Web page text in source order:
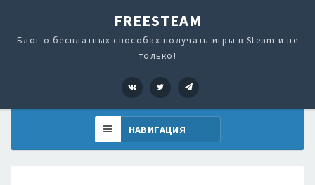
FREESTEAM
Блог о бесплатных способах получать игры в Steam и не
только!
VK Twitter